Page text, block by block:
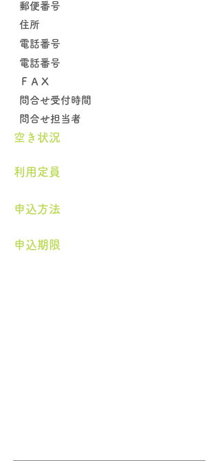
郵便番号
住所
電話番号
電話番号
​ＦＡＸ
問合せ受付時間
問合せ担当者
空き状況
​利用定員
申込方法
申込期限